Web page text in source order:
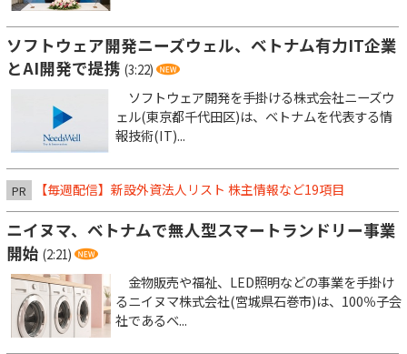
ソフトウェア開発ニーズウェル、ベトナム有力IT企業
とAI開発で提携 (3:22)
ソフトウェア開発を手掛ける株式会社ニーズウ
ェル(東京都千代田区)は、ベトナムを代表する情
報技術(IT)...
PR 【毎週配信】新設外資法人リスト 株主情報など19項目
ニイヌマ、ベトナムで無人型スマートランドリー事業
開始 (2:21)
金物販売や福祉、LED照明などの事業を手掛け
るニイヌマ株式会社(宮城県石巻市)は、100％子会
社であるベ...